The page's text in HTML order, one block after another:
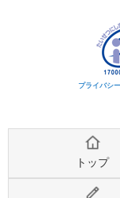
プライバシ
トップ